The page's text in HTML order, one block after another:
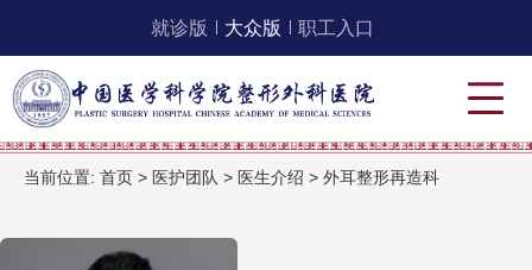
就诊版 大众版 职工入口
当前位置: 首页 > 医护团队 > 医生介绍 > 外耳整形再造科